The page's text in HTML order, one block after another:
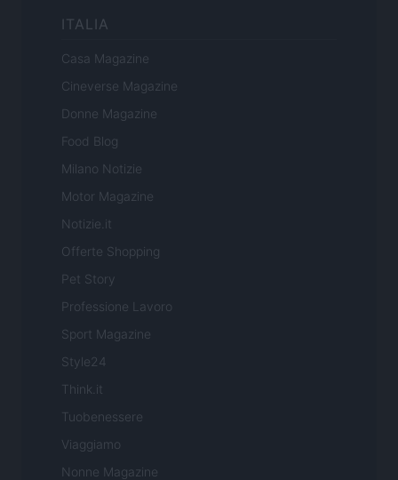
ITALIA
Casa Magazine
Cineverse Magazine
Donne Magazine
Food Blog
Milano Notizie
Motor Magazine
Notizie.it
Offerte Shopping
Pet Story
Professione Lavoro
Sport Magazine
Style24
Think.it
Tuobenessere
Viaggiamo
Nonne Magazine